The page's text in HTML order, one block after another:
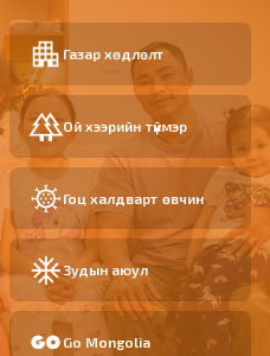
Газар хөдлөлт
Ой хээрийн түймэр
Гоц халдварт өвчин
Зудын аюул
Go Mongolia